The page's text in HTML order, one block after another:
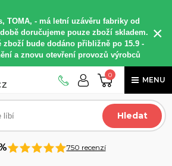
TOMA, - má letní uzávěru fabriky od
doručujeme pouze zboží skladem.
zboží bude dodáno přibližně po 15.9 -
a znovu otevření provozů výrobců
×
0
MENU
Hledat
750 recenzí